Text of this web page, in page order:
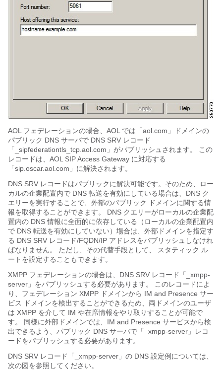
AOL フェデレーションの場合、AOL では「aol.com」ドメインの
パブリック DNS サーバで DNS SRV レコード
「_sipfederationtls_tcp.aol.com」がパブリッシュされます。 この
レコードは、AOL SIP Access Gateway に対応する
「sip.oscar.aol.com」に解決されます。
DNS SRV レコードはパブリックに解決可能です。そのため、ロー
カルの企業配置内で DNS 転送を有効にしている場合は、DNS ク
エリーを実行することで、外部のパブリック ドメインに関する情
報を取得することができます。 DNS クエリーがローカルの企業配
置内の DNS 情報に全面的に依存している（ローカルの企業配置内
で DNS 転送を有効にしていない）場合は、外部ドメインを指定す
る DNS SRV レコード/FQDN/IP アドレスをパブリッシュしなけれ
ばなりません。 ただし、その代替手段として、 スタティック ル
ートを設定することもできます。
XMPP フェデレーションの場合は、DNS SRV レコード「_xmpp-
server」をパブリッシュする必要があります。 このレコードによ
り、フェデレーション XMPP ドメインから IM and Presence サー
ビス
ドメインを検出することができるため、両ドメインのユーザ
は XMPP を介して IM や在席情報をやり取りすることが可能で
す。 同様に外部ドメインでは、 IM and Presence サービスから検
出できるよう、パブリック DNS サーバで「_xmpp-server」レコ
ードをパブリッシュする必要があります。
DNS SRV レコード「_xmpp-server」の DNS 設定例については、
次の図を参照してください。